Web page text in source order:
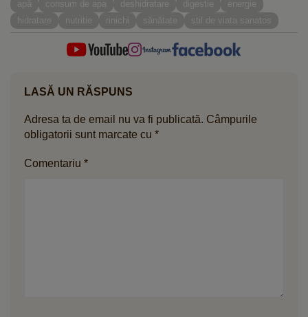
apă consum de apa deshidratare digestie
energie
hidratare
nutritie rinichi sănătate stil de viata sanatos
LASĂ UN RĂSPUNS
Adresa ta de email nu va fi publicată. Câmpurile
obligatorii sunt marcate cu *
Comentariu *